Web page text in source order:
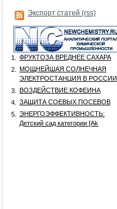
Экспорт статей (rss)
1.
ФРУКТОЗА ВРЕДНЕЕ САХАРА
2.
МОЩНЕЙШАЯ СОЛНЕЧНАЯ
ЭЛЕКТРОСТАНЦИЯ В РОССИИ
3.
ВОЗДЕЙСТВИЕ КОФЕИНА
4.
ЗАЩИТА СОЕВЫХ ПОСЕВОВ
5.
ЭНЕРГОЭФФЕКТИВНОСТЬ:
Детский сад категории [Аk